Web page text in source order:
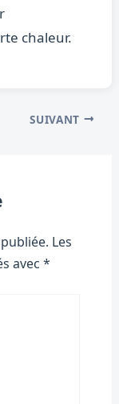
chaleur.
SUIVANT
Les
avec *